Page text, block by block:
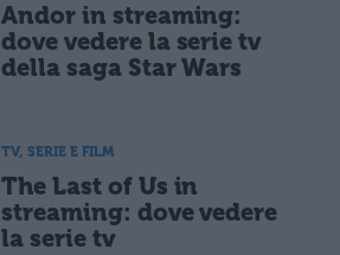
Andor in streaming:
dove vedere la serie tv
della saga Star Wars
TV, SERIE E FILM
The Last of Us in
streaming: dove vedere
la serie tv